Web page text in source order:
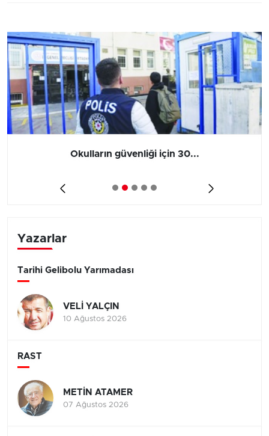
Okulların güvenliği için 30...
Yazarlar
Tarihi Gelibolu Yarımadası
VELİ YALÇIN
10 Ağustos 2026
RAST
METİN ATAMER
07 Ağustos 2026